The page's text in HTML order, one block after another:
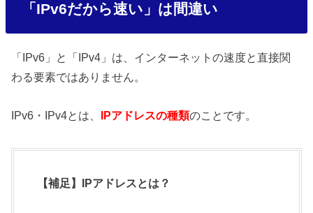
「IPv6だから速い」は間違い
「IPv6」と「IPv4」は、インターネットの速度と直接関
わる要素ではありません。
IPv6・IPv4とは、 IPアドレスの種類のことです。
【補足】IPアドレスとは？